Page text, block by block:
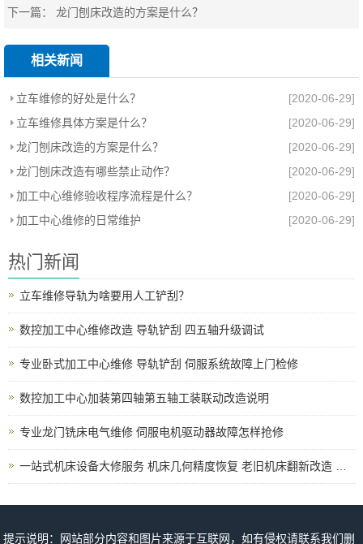
下一篇：龙门刨床改造的方案是什么？
相关新闻
立车维修的好处是什么？
[2020-06-29]
立车维修具体方案是什么？
[2020-06-29]
龙门刨床改造的方案是什么？
[2020-06-29]
龙门刨床改造有哪些禁止动作？
[2020-06-29]
加工中心维修验收程序流程是什么？
[2020-06-29]
加工中心维修的日常维护
[2020-06-29]
热门新闻
立车维修导轨为啥要用人工铲刮？
数控加工中心维修改造 导轨铲刮 四五轴升级调试
专业卧式加工中心维修 导轨铲刮 伺服系统故障上门检修
数控加工中心加装第四轴第五轴工装联动改造说明
专业龙门铣床电气维修 伺服电机驱动器故障怎样抢修
提示说明：网站部分内容和图片来源于互联网，如有侵权请联系我们删